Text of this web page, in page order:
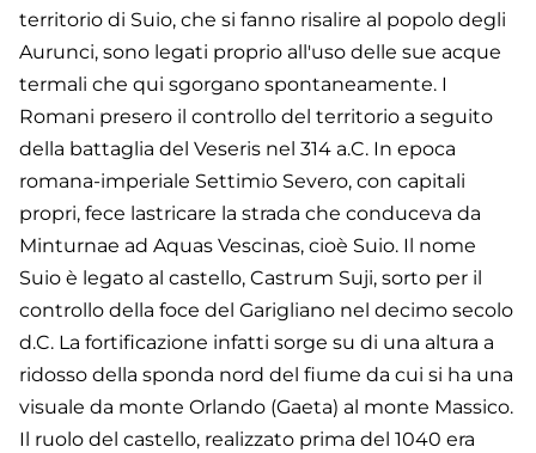
territorio di Suio, che si fanno risalire al popolo degli
Aurunci, sono legati proprio all'uso delle sue acque
termali che qui sgorgano spontaneamente. I
Romani presero il controllo del territorio a seguito
della battaglia del Veseris nel 314 a.C. In epoca
romana-imperiale Settimio Severo, con capitali
propri, fece lastricare la strada che conduceva da
Minturnae ad Aquas Vescinas, cioè Suio. Il nome
Suio è legato al castello, Castrum Suji, sorto per il
controllo della foce del Garigliano nel decimo secolo
d.C. La fortificazione infatti sorge su di una altura a
ridosso della sponda nord del fiume da cui si ha una
visuale da monte Orlando (Gaeta) al monte Massico.
Il ruolo del castello, realizzato prima del 1040 era